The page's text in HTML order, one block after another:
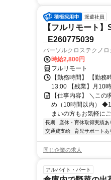
派遣社員
【フルリモート
_E260775039
パーソルクロステクノロ
時給2,800円
フルリモート
【勤務時間】 【勤
13:00 【残業】月10
【仕事内容】 ＼こ
め（10時間以内）
まいの方もお気軽に
長期 産休・育休取得実績あ
交通費支給
育児サポートあ
同じ企業の求人
アルバイト・パート